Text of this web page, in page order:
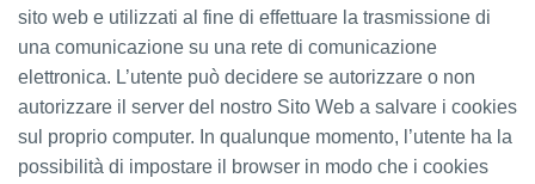
sito web e utilizzati al fine di effettuare la trasmissione di
una comunicazione su una rete di comunicazione
elettronica. L’utente può decidere se autorizzare o non
autorizzare il server del nostro Sito Web a salvare i cookies
sul proprio computer. In qualunque momento, l’utente ha la
possibilità di impostare il browser in modo che i cookies